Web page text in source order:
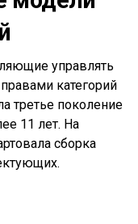
управлять
категорий
третье поколение
11 лет. На
сборка